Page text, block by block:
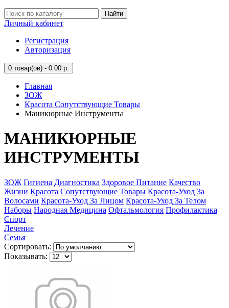
Найти
Личный кабинет
Регистрация
Авторизация
0 товар(ов) - 0.00 р.
Главная
ЗОЖ
Красота Сопутствующие Товары
Маникюрные Инструменты
МАНИКЮРНЫЕ
ИНСТРУМЕНТЫ
ЗОЖ Гигиена Диагностика Здоровое Питание Качество
Жизни Красота Сопутствующие Товары Красота-Уход За
Волосами Красота-Уход За Лицом Красота-Уход За Телом
Наборы Народная Медицина Офтальмология Профилактика
Спорт
Лечение
Семья
Сортировать:
Показывать: